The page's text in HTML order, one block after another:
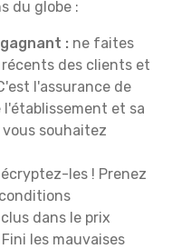
du globe :
: ne faites
récents des clients et
l'assurance de
et sa
souhaitez
les ! Prenez
dans le prix
les mauvaises